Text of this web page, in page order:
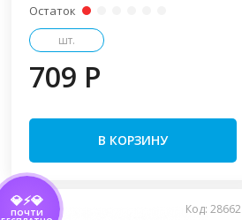
Остаток
шт.
709 P
В КОРЗИНУ
💎⚡💎
ПОЧТИ Код: 28662